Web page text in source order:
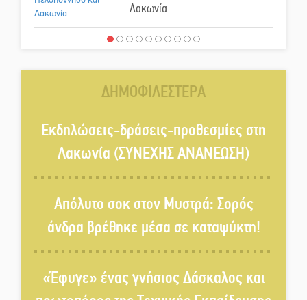
Λακωνία
«Έφυγε» ένας γνήσιος Δάσκαλος
«Κλειστά» ανοιχτά προαύλια
στον Δ. Σπάρτης;
Δεκαπενταύγουστος στην
Πετρίνα: Αντάμωμα με μουσική,
χορό και παράδοση
Σωτήρια επέμβαση για ναυτικό
ανοιχτά του Γυθείου
ΔΗΜΟΦΙΛΕΣΤΕΡΑ
Εκδηλώσεις-δράσεις-προθεσμίες στη
Λακωνία (ΣΥΝΕΧΗΣ ΑΝΑΝΕΩΣΗ)
Απόλυτο σοκ στον Μυστρά: Σορός
άνδρα βρέθηκε μέσα σε καταψύκτη!
«Έφυγε» ένας γνήσιος Δάσκαλος και